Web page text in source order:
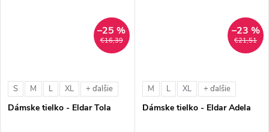
€16,39
–25 %
S M L XL + ďalšie
Dámske tielko - Eldar Tola
€21,51
–23 %
M L XL + ďalšie
Dámske tielko - Eldar Adela